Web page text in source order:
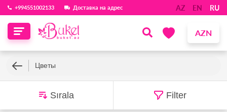
‪+994551002133‬ Доставка на адрес AZ EN RU
AZN
Цветы
Sırala Filter